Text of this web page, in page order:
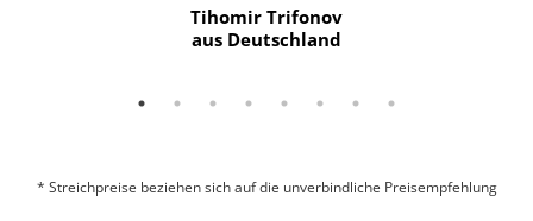
Tihomir Trifonov
aus Deutschland
* Streichpreise beziehen sich auf die unverbindliche Preisempfehlung